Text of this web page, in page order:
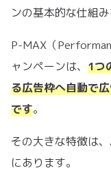
ンの基本的な仕組
P-MAX（
ャンペーンは、 1つ
る広告枠へ自動で
です。
その大きな特徴は
にあります。